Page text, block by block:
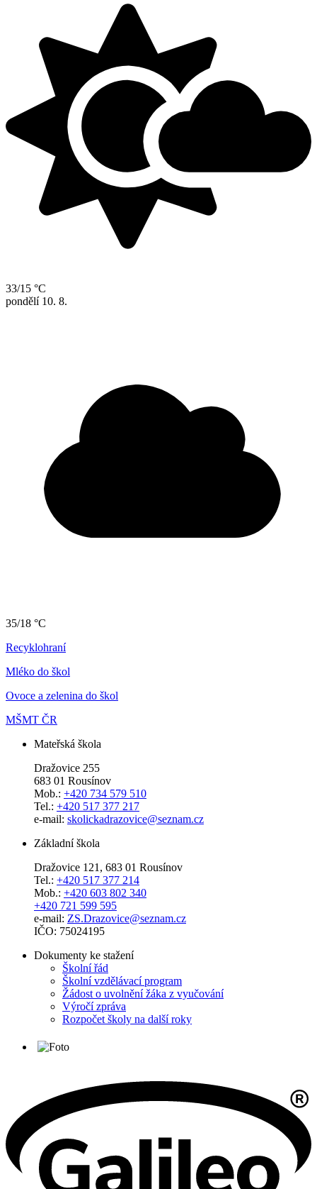
33/15 °C
pondělí 10. 8.
35/18 °C
Recyklohraní
Mléko do škol
Ovoce a zelenina do škol
MŠMT ČR
Mateřská škola
Dražovice 255
683 01 Rousínov
Mob.: +420 734 579 510
Tel.: +420 517 377 217
e-mail: skolickadrazovice@seznam.cz
Základní škola
Dražovice 121, 683 01 Rousínov
Tel.: +420 517 377 214
Mob.: +420 603 802 340
+420 721 599 595
e-mail: ZS.Drazovice@seznam.cz
IČO: 75024195
Dokumenty ke stažení
Školní řád
Školní vzdělávací program
Žádost o uvolnění žáka z vyučování
Výročí zpráva
Rozpočet školy na další roky